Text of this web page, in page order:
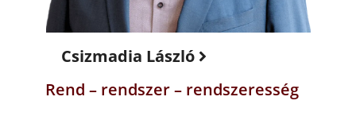
Csizmadia László
Rend – rendszer – rendszeresség